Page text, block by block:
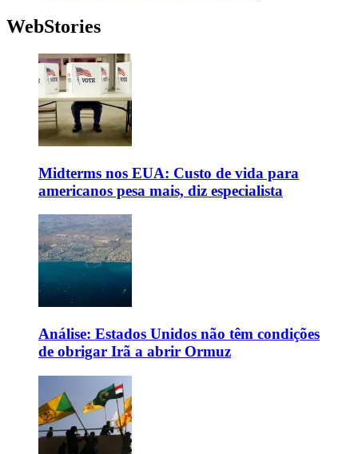
WebStories
Midterms nos EUA: Custo de vida para
americanos pesa mais, diz especialista
Análise: Estados Unidos não têm condições
de obrigar Irã a abrir Ormuz